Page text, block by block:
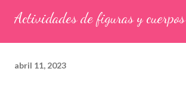
Actividades de figuras y
abril 11, 2023